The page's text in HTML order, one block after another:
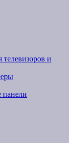
и
панели